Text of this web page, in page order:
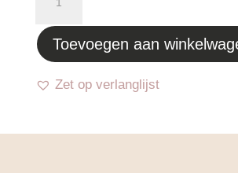
potlood
Jumbo
grip
roze
aantal
Toevoegen aan
Zet op verlanglijst